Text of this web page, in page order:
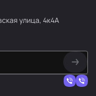
улица, 4к4А